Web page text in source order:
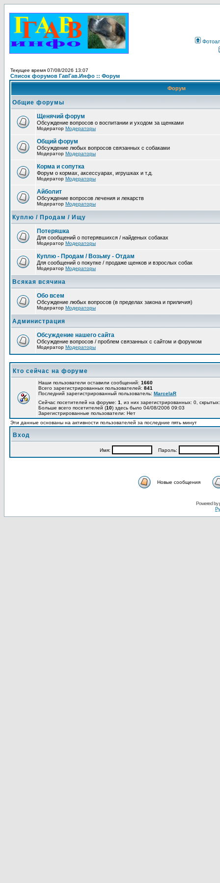
Текущее время 07/08/2026 13:07
Список форумов ГавГав.Инфо :: Форум
Форум
Общие форумы
Щенячий форум
Обсуждение вопросов о воспитании и уходом за щенками
Модератор Модераторы
Общий форум
Обсуждение любых вопросов связанных с собаками
Модератор Модераторы
Корма и сопутка
Форум о кормах, аксессуарах, игрушках и т.д.
Модератор Модераторы
Айболит
Обсуждение вопросов лечения и лекарств
Модератор Модераторы
Куплю / Продам / Ищу
Потеряшка
Для сообщений о потерявшихся / найденых собаках
Модератор Модераторы
Куплю - Продам / Возьму - Отдам
Для сообщений о покупке / продаже щенков и взрослых собак
Модератор Модераторы
Всякая всячина
Обо всем
Обсуждение любых вопросов (в пределах закона и приличия)
Модератор Модераторы
Администрация
Обсуждение нашего сайта
Обсуждение вопросов / проблем связанных с сайтом и форумом
Модератор Модераторы
Кто сейчас на форуме
Наши пользователи оставили сообщений: 1660
Всего зарегистрированных пользователей: 841
Последний зарегистрированный пользователь: MarcelaR
Сейчас посетителей на форуме: 1
, из них зарегистрированных: 0,
Больше всего посетителей (10) здесь было 04/08/2006 09:03
Зарегистрированные пользователи: Нет
Эти данные основаны на активности пользователей за последние пять минут
Вход
Имя: Пароль:
Новые сообщения
Powered by